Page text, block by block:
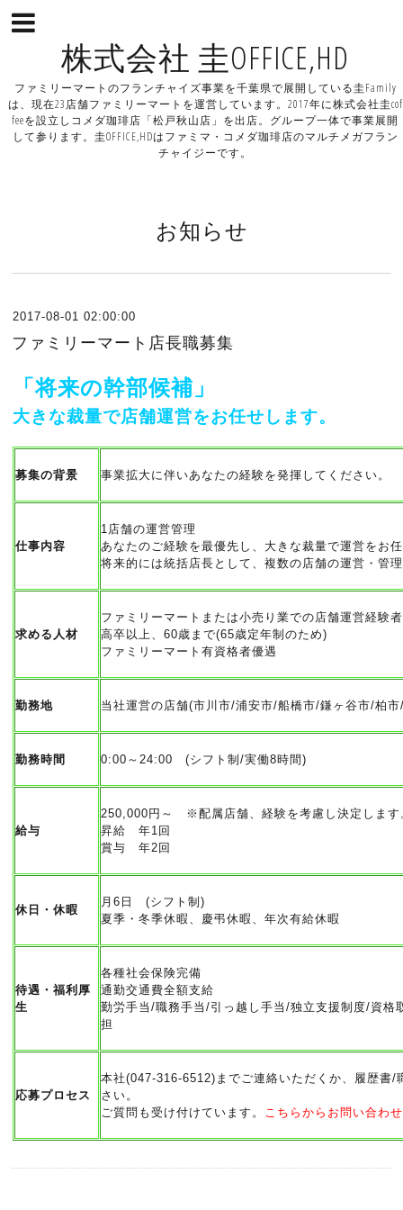
株式会社 圭OFFICE,HD
ファミリーマートのフランチャイズ事業を千葉県で展開している圭Family
は、現在23店舗ファミリーマートを運営しています。2017年に株式会社圭cof
feeを設立しコメダ珈琲店「松戸秋山店」を出店。グループ一体で事業展開
して参ります。圭OFFICE,HDはファミマ・コメダ珈琲店のマルチメガフラン
チャイジーです。
お知らせ
2017-08-01 02:00:00
ファミリーマート店長職募集
「将来の幹部候補」
大きな裁量で店舗運営をお任せします。
募集の背景 事業拡大に伴いあなたの経験を発揮してください。
仕事内容
1店舗の運営管理
あなたのご経験を最優先し、大きな裁量で運営をお
将来的には統括店長として、複数の店舗の運営・管
求める人材
ファミリーマートまたは小売り業での店舗運営経験
高卒以上、60歳まで(65歳定年制のため)
ファミリーマート有資格者優遇
勤務地 当社運営の店舗(市川市/浦安市/船橋市/鎌ヶ谷市/柏
勤務時間 0:00～24:00 (シフト制/実働8時間)
給与
250,000円～ ※配属店舗、経験を考慮し決定します
昇給 年1回
賞与 年2回
休日・休暇
月6日 (シフト制)
夏季・冬季休暇、慶弔休暇、年次有給休暇
待遇・福利厚
生
各種社会保険完備
通勤交通費全額支給
勤労手当/職務手当/引っ越し手当/独立支援制度/資
担
応募プロセス
本社(047-316-6512)までご連絡いただくか、履歴書
さい。
ご質問も受け付けています。 こちらからお問い合わ